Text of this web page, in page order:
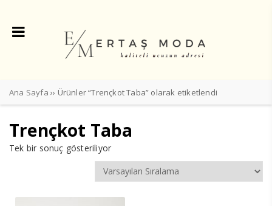
Ana Sayfa ›› Ürünler “Trençkot Taba” olarak etiketlendi
Trençkot Taba
Tek bir sonuç gösteriliyor